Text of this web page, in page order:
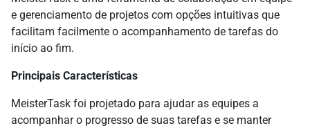
e gerenciamento de projetos com opções intuitivas que
facilitam facilmente o acompanhamento de tarefas do
início ao fim.
Principais Características
MeisterTask foi projetado para ajudar as equipes a
acompanhar o progresso de suas tarefas e se manter